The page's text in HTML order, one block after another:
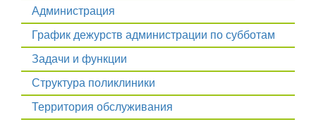
Администрация
График дежурств администрации по субботам
Задачи и функции
Структура поликлиники
Территория обслуживания